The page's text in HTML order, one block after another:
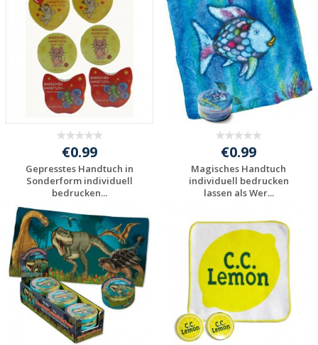
Werbeartikel
anfragen
Werbeartikel
anfragen
€0.99
Gepresstes Handtuch in
Sonderform individuell
bedrucken...
Individuelle
Werbeartikel
anfragen
€0.99
Magisches Handtuch
individuell bedrucken
lassen als Wer...
Werbeartikel
anfragen